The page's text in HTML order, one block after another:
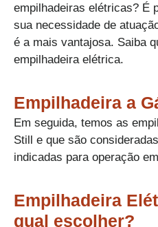
empilhadeiras elétricas? É
sua necessidade de
é a mais vantajosa. Saiba
empilhadeira elétrica.
Empilhadeira a
Em seguida, temos as
Still e que são
indicadas para operação
Empilhadeira
qual escolher?​